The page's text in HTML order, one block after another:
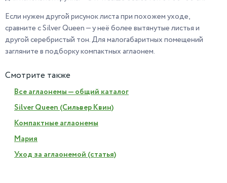
Если нужен другой рисунок листа при похожем уходе,
сравните с Silver Queen — у неё более вытянутые листья и
другой серебристый тон. Для малогабаритных помещений
загляните в подборку компактных аглаонем.
Смотрите также
Все аглаонемы — общий каталог
Silver Queen (Сильвер Квин)
Компактные аглаонемы
Мария
Уход за аглаонемой (статья)